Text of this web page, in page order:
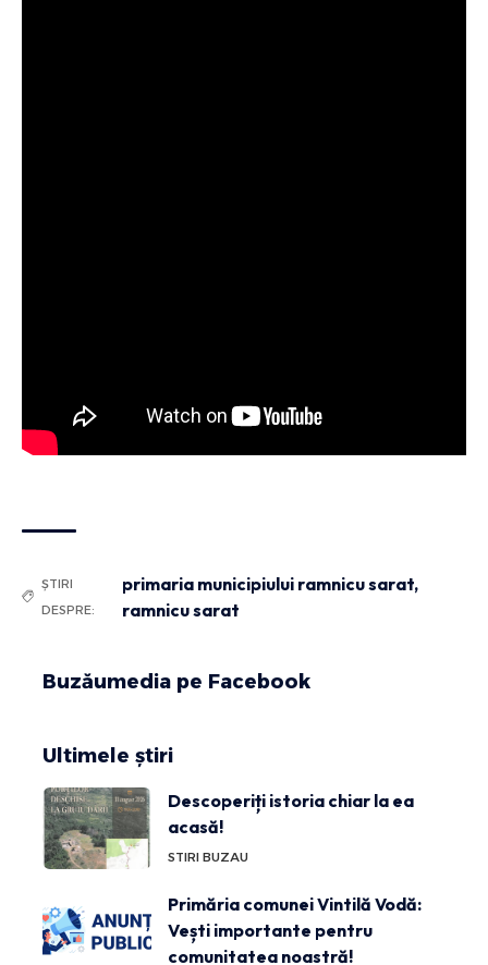
ȘTIRI
DESPRE:
primaria municipiului ramnicu sarat,
ramnicu sarat
Buzăumedia pe Facebook
Ultimele știri
Descoperiți istoria chiar la ea
acasă!
STIRI BUZAU
Primăria comunei Vintilă Vodă:
Vești importante pentru
comunitatea noastră!